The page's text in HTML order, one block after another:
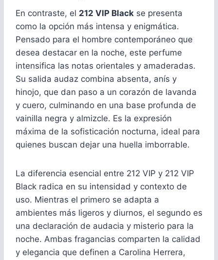
En contraste, el 212 VIP Black se presenta
como la opción más intensa y enigmática.
Pensado para el hombre contemporáneo que
desea destacar en la noche, este perfume
intensifica las notas orientales y amaderadas.
Su salida audaz combina absenta, anís y
hinojo, que dan paso a un corazón de lavanda
y cuero, culminando en una base profunda de
vainilla negra y almizcle. Es la expresión
máxima de la sofisticación nocturna, ideal para
quienes buscan dejar una huella imborrable.
La diferencia esencial entre 212 VIP y 212 VIP
Black radica en su intensidad y contexto de
uso. Mientras el primero se adapta a
ambientes más ligeros y diurnos, el segundo es
una declaración de audacia y misterio para la
noche. Ambas fragancias comparten la calidad
y elegancia que definen a Carolina Herrera,